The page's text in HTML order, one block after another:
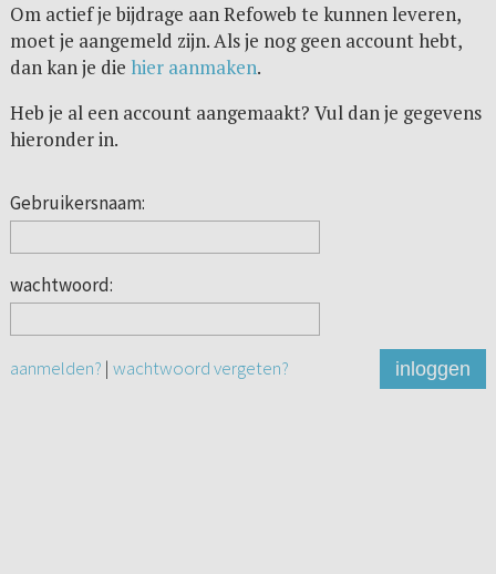
Om actief je bijdrage aan Refoweb te kunnen leveren,
moet je aangemeld zijn. Als je nog geen account hebt,
dan kan je die hier aanmaken.
Heb je al een account aangemaakt? Vul dan je gegevens
hieronder in.
Gebruikersnaam:
wachtwoord:
aanmelden? | wachtwoord vergeten? inloggen